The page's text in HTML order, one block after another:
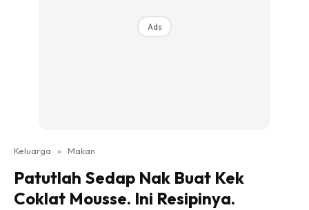
Ads
Keluarga » Makan
Patutlah Sedap Nak Buat Kek
Coklat Mousse. Ini Resipinya.